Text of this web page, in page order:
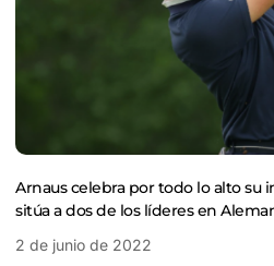
Arnaus celebra por todo lo alto su
sitúa a dos de los líderes en
2 de junio de 2022